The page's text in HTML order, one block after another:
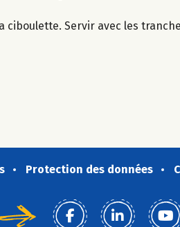
ciboulette. Servir avec les
Protection des données